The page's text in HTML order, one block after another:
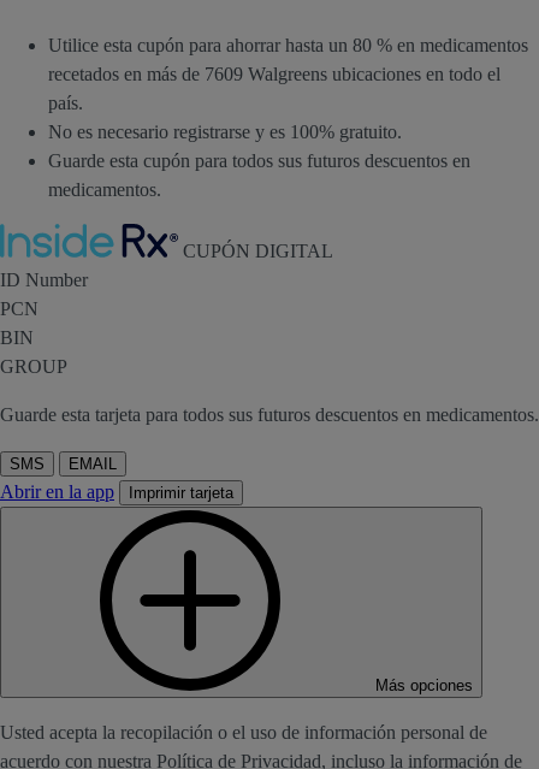
Utilice esta cupón para ahorrar hasta un 80 % en medicamentos
recetados en más de 7609 Walgreens ubicaciones en todo el
país.
No es necesario registrarse y es 100% gratuito.
Guarde esta cupón para todos sus futuros descuentos en
medicamentos.
Inside Rx
CUPÓN DIGITAL
ID Number
PCN
BIN
GROUP
Guarde esta tarjeta para todos sus futuros descuentos en medicamentos.
SMS EMAIL
Abrir en la app Imprimir tarjeta
Más opciones
Usted acepta la recopilación o el uso de información personal de
acuerdo con nuestra Política de Privacidad, incluso la información de